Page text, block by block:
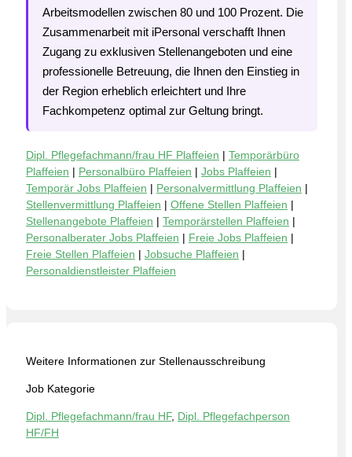
Arbeitsmodellen zwischen 80 und 100 Prozent. Die
Zusammenarbeit mit iPersonal verschafft Ihnen
Zugang zu exklusiven Stellenangeboten und eine
professionelle Betreuung, die Ihnen den Einstieg in
der Region erheblich erleichtert und Ihre
Fachkompetenz optimal zur Geltung bringt.
Dipl. Pflegefachmann/frau HF Plaffeien | Temporärbüro
Plaffeien | Personalbüro Plaffeien | Jobs Plaffeien |
Temporär Jobs Plaffeien | Personalvermittlung Plaffeien |
Stellenvermittlung Plaffeien | Offene Stellen Plaffeien |
Stellenangebote Plaffeien | Temporärstellen Plaffeien |
Personalberater Jobs Plaffeien | Freie Jobs Plaffeien |
Freie Stellen Plaffeien | Jobsuche Plaffeien |
Personaldienstleister Plaffeien
Weitere Informationen zur Stellenausschreibung
Job Kategorie
Dipl. Pflegefachmann/frau HF, Dipl. Pflegefachperson
HF/FH